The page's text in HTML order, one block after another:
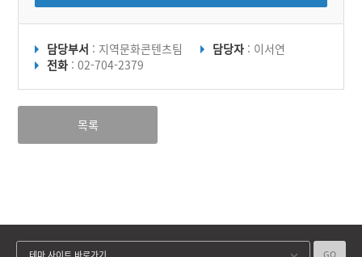
담당부서 : 지역문화콘텐츠팀 담당자 : 이서연
전화 : 02-704-2379
목록
GO